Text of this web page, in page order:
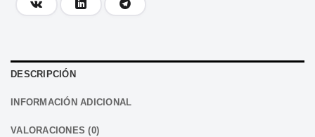
DESCRIPCIÓN
INFORMACIÓN ADICIONAL
VALORACIONES (0)